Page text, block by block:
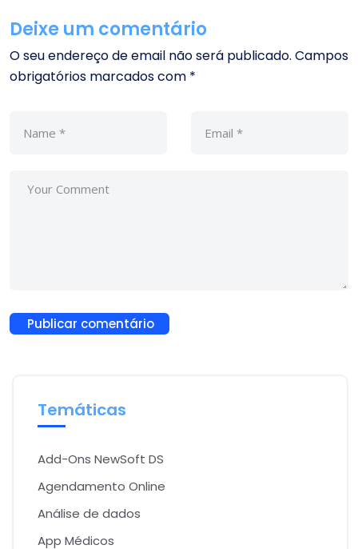
Deixe um comentário
O seu endereço de email não será publicado. Campos
obrigatórios marcados com *
Temáticas
Add-Ons NewSoft DS
Agendamento Online
Análise de dados
App Médicos